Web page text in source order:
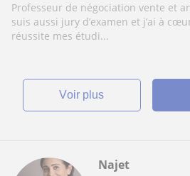
Professeur de négociation vente et
suis aussi jury d’examen et j’ai à
réussite mes étudi...
voir plus
Najet